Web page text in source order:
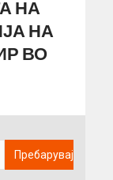
НА
НА
ВО